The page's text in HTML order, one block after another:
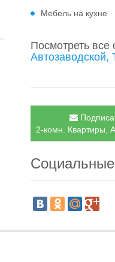
Мебель на кухне
Посмотреть
Автозаводской,
2-комн. Квартиры,